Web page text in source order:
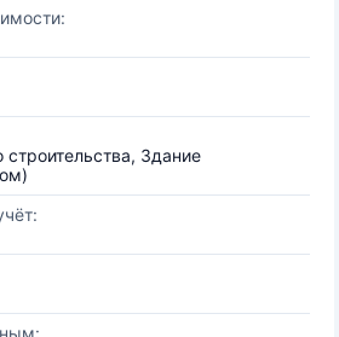
строительства, Здание